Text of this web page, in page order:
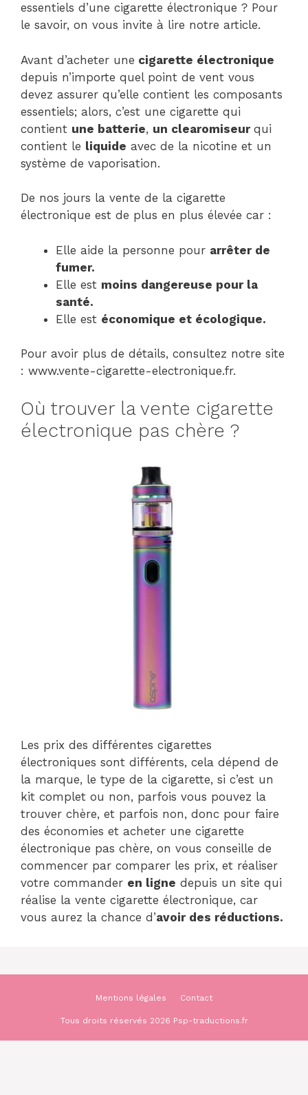
essentiels d’une cigarette électronique ? Pour
le savoir, on vous invite à lire notre article.
Avant d’acheter une cigarette électronique
depuis n’importe quel point de vent vous
devez assurer qu’elle contient les composants
essentiels; alors, c’est une cigarette qui
contient une batterie, un clearomiseur qui
contient le liquide avec de la nicotine et un
système de vaporisation.
De nos jours la vente de la cigarette
électronique est de plus en plus élevée car :
Elle aide la personne pour arrêter de
fumer.
Elle est moins dangereuse pour la
santé.
Elle est économique et écologique.
Pour avoir plus de détails, consultez notre site
: www.vente-cigarette-electronique.fr.
Où trouver la vente cigarette
électronique pas chère ?
Les prix des différentes cigarettes
électroniques sont différents, cela dépend de
la marque, le type de la cigarette, si c’est un
kit complet ou non, parfois vous pouvez la
trouver chère, et parfois non, donc pour faire
des économies et acheter une cigarette
électronique pas chère, on vous conseille de
commencer par comparer les prix, et réaliser
votre commander en ligne depuis un site qui
réalise la vente cigarette électronique, car
vous aurez la chance d’avoir des réductions.
Mentions légales Contact
Tous droits réservés 2026 Psp-traductions.fr